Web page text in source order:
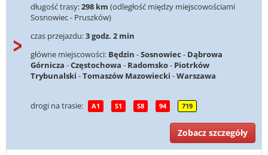
długość trasy:298 km (odległość między miejscowościami
Sosnowiec - Pruszków)
czas przejazdu:3 godz. 2 min
główne miejscowości: Będzin -Sosnowiec - Dąbrowa
Górnicza -Częstochowa - Radomsko- Piotrków
Trybunalski -Tomaszów Mazowiecki -Warszawa
drogi na trasie: A1 S1 S8 94 719
Zobacz szczegóły